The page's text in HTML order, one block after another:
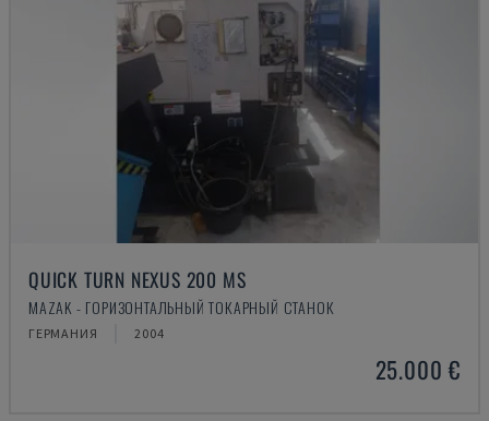
QUICK TURN NEXUS 200 MS
MAZAK - ГОРИЗОНТАЛЬНЫЙ ТОКАРНЫЙ СТАНОК
ГЕРМАНИЯ 2004
25.000 €